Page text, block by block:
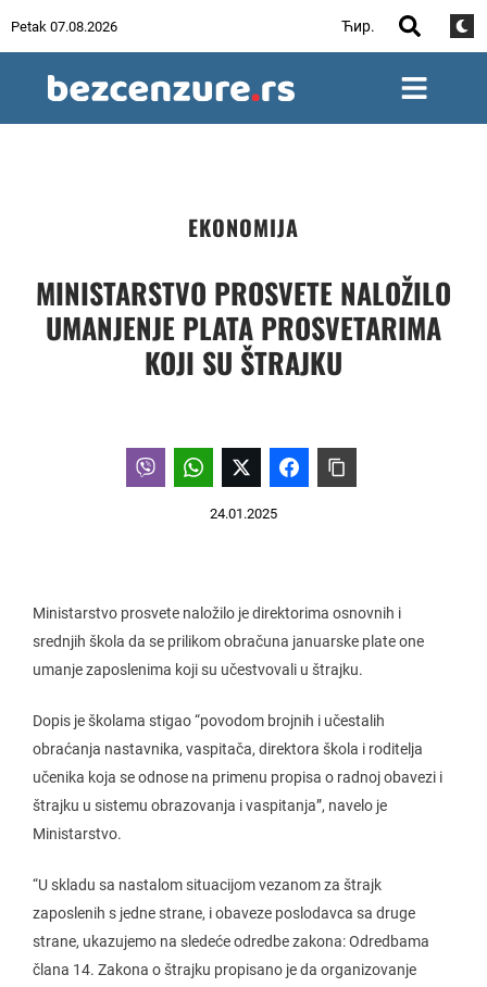
Petak 07.08.2026 Ћир.
EKONOMIJA
MINISTARSTVO PROSVETE NALOŽILO
UMANJENJE PLATA PROSVETARIMA
KOJI SU ŠTRAJKU
24.01.2025
Ministarstvo prosvete naložilo je direktorima osnovnih i
srednjih škola da se prilikom obračuna januarske plate one
umanje zaposlenima koji su učestvovali u štrajku.
Dopis je školama stigao “povodom brojnih i učestalih
obraćanja nastavnika, vaspitača, direktora škola i roditelja
učenika koja se odnose na primenu propisa o radnoj obavezi i
štrajku u sistemu obrazovanja i vaspitanja”, navelo je
Ministarstvo.
“U skladu sa nastalom situacijom vezanom za štrajk
zaposlenih s jedne strane, i obaveze poslodavca sa druge
strane, ukazujemo na sledeće odredbe zakona: Odredbama
člana 14. Zakona o štrajku propisano je da organizovanje